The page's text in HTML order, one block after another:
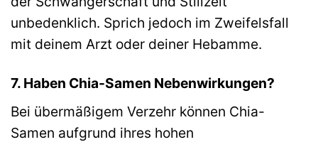
unbedenklich. Sprich jedoch im Zweifelsfall
mit deinem Arzt oder deiner Hebamme.
7. Haben Chia-Samen Nebenwirkungen?
Bei übermäßigem Verzehr können Chia-
Samen aufgrund ihres hohen